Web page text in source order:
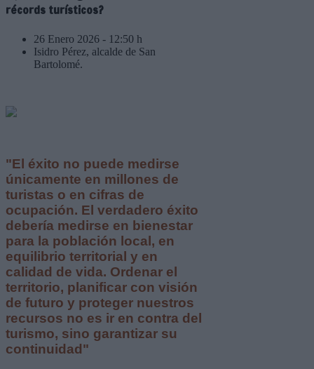
récords turísticos?
26 Enero 2026 - 12:50 h
Isidro Pérez, alcalde de San
Bartolomé.
"El éxito no puede medirse
únicamente en millones de
turistas o en cifras de
ocupación. El verdadero éxito
debería medirse en bienestar
para la población local, en
equilibrio territorial y en
calidad de vida. Ordenar el
territorio, planificar con visión
de futuro y proteger nuestros
recursos no es ir en contra del
turismo, sino garantizar su
continuidad"